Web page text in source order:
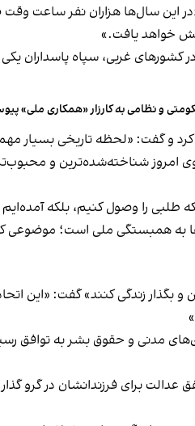
سال‌ها هزاران نفر ساعت وقت
خواهد یافت.»
غربی، سپاه پاسداران
کرد و گفت: «لحظه تاریخی بسیار
امروز شناخته‌شده‌ترین و
طلبی را وصول کنیم، بلکه آمده‌ایم
به همبستگی ملی است؛
زندگی کنند» گفت: «این
مدنی و حقوق بشر به توافق
برای فرزندانشان در گرو